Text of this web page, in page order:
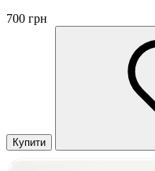
700 грн
Купити